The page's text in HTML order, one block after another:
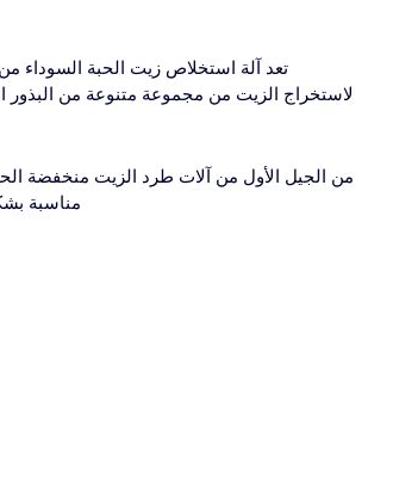
تعد آلة استخلاص زيت الحبة السوداء
لاستخراج الزيت من مجموعة متنوعة من البذور
مناسبة